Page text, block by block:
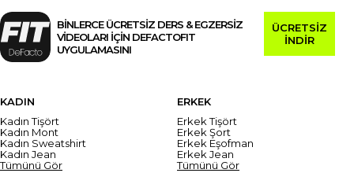
BİNLERCE ÜCRETSİZ DERS & EGZERSİZ
VİDEOLARI İÇİN DEFACTOFIT
UYGULAMASINI
ÜCRETSİZ
İNDİR
KADIN
Kadın Tişört
Kadın Mont
Kadın Sweatshirt
Kadın Jean
Tümünü Gör
ERKEK
Erkek Tişört
Erkek Şort
Erkek Eşofman
Erkek Jean
Tümünü Gör